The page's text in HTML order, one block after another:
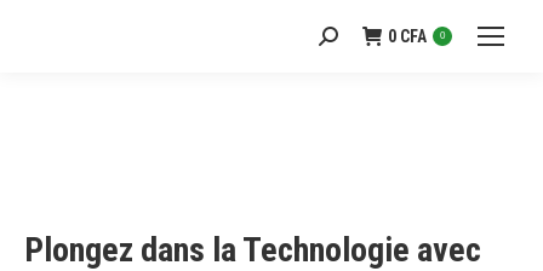
Recherche
0 CFA 0
Plongez dans la Technologie avec